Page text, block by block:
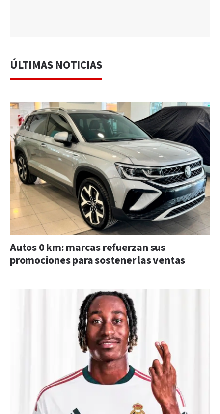
ÚLTIMAS NOTICIAS
Autos 0 km: marcas refuerzan sus
promociones para sostener las ventas